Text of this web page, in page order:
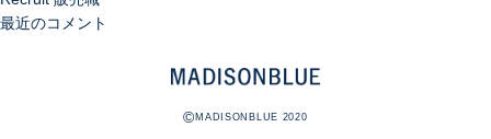
最近のコメント
©MADISONBLUE 2020